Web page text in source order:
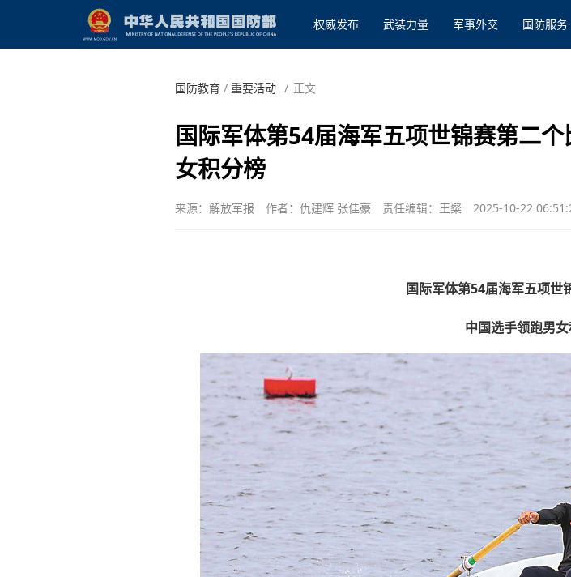
权威发布 武装力量 军事外交 国防服务
国防教育/ 重要活动 / 正文
国际军体第54届海军五项世锦赛第二
女积分榜
来源：解放军报 作者：仇建辉 张佳豪 责任编辑：王粲 2025-10-22
国际军体第54届海军五项世
中国选手领跑男